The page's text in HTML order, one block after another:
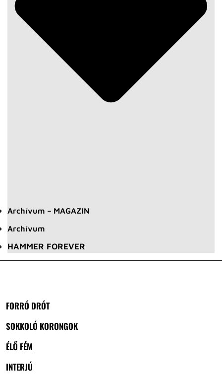
Archívum – MAGAZIN
Archívum
HAMMER FOREVER
FORRÓ DRÓT
SOKKOLÓ KORONGOK
ÉLŐ FÉM
INTERJÚ